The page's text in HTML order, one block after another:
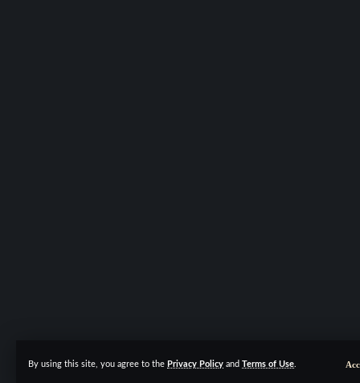
By using this site, you agree to the Privacy Policy and Terms of Use.